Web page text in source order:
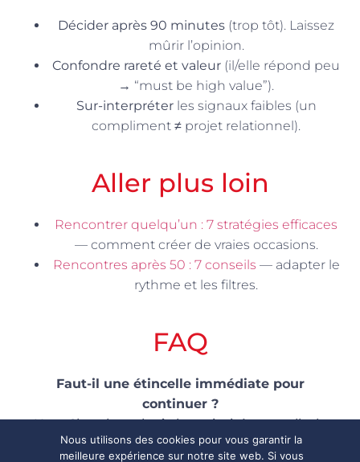
Décider après 90 minutes (trop tôt). Laissez
mûrir l’opinion.
Confondre rareté et valeur (il/elle répond peu
→ “must be high value”).
Sur-interpréterles signaux faibles (un
compliment ≠ projet relationnel).
Aller plus loin
Rencontrer quelqu’un : 7 stratégies efficaces
— comment créer de vraies occasions.
Rencontres après 50 : 7 conseils — adapter le
rythme et les filtres.
FAQ
Faut-il une étincelle immédiate pour
continuer ?
Non. Cherchez plutôt la curiosité mutuelle, la
clarté et la facilité de coordination sur 2–3 RDV.
Nous utilisons des cookies pour vous garantir la
meilleure expérience sur notre site web. Si vous